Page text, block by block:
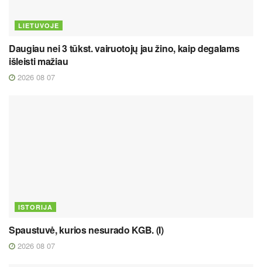
LIETUVOJE
Daugiau nei 3 tūkst. vairuotojų jau žino, kaip degalams
išleisti mažiau
2026 08 07
ISTORIJA
Spaustuvė, kurios nesurado KGB. (I)
2026 08 07